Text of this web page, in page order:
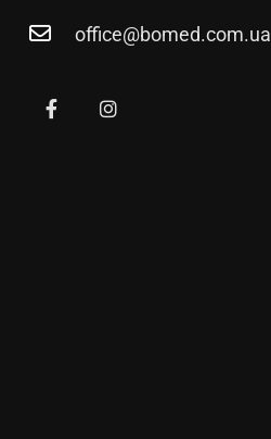
office@bomed.com.ua